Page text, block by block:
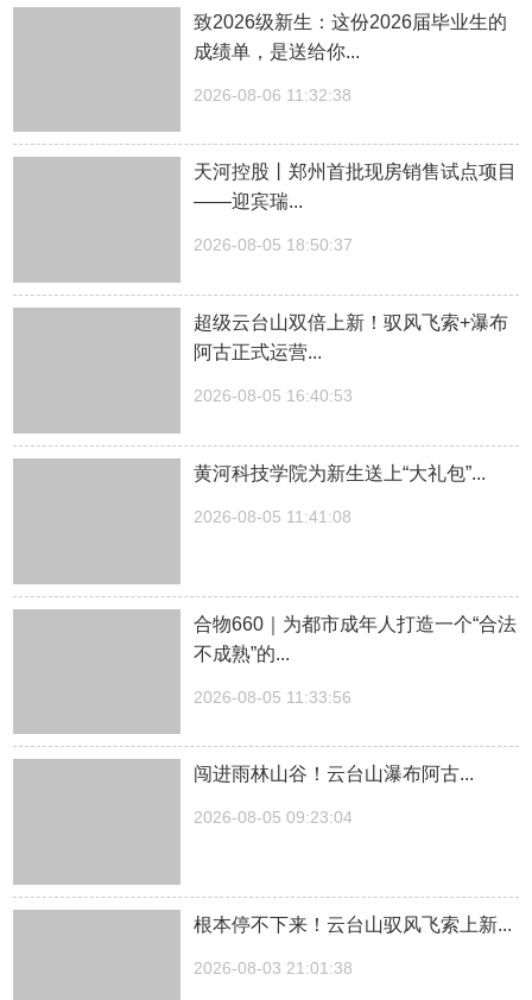
致2026级新生：这份2026届毕业生的
成绩单，是送给你...
2026-08-06 11:32:38
天河控股丨郑州首批现房销售试点项目
——迎宾瑞...
2026-08-05 18:50:37
超级云台山双倍上新！驭风飞索+瀑布
阿古正式运营...
2026-08-05 16:40:53
黄河科技学院为新生送上“大礼包”...
2026-08-05 11:41:08
合物660｜为都市成年人打造一个“合法
不成熟”的...
2026-08-05 11:33:56
闯进雨林山谷！云台山瀑布阿古...
2026-08-05 09:23:04
根本停不下来！云台山驭风飞索上新...
2026-08-03 21:01:38